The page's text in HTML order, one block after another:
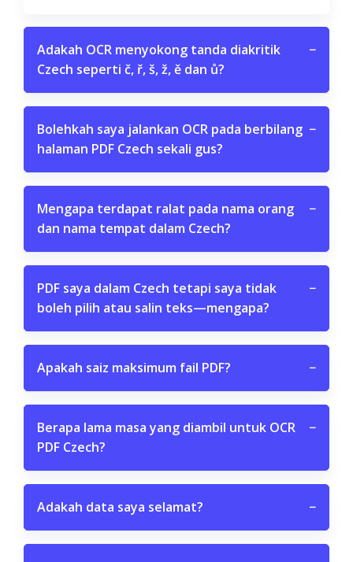
Adakah OCR menyokong tanda diakritik
Czech seperti č, ř, š, ž, ě dan ů?
−
Bolehkah saya jalankan OCR pada berbilang
halaman PDF Czech sekali gus?
−
Mengapa terdapat ralat pada nama orang
dan nama tempat dalam Czech?
−
PDF saya dalam Czech tetapi saya tidak
boleh pilih atau salin teks—mengapa?
−
Apakah saiz maksimum fail PDF? −
Berapa lama masa yang diambil untuk OCR
PDF Czech?
−
Adakah data saya selamat? −